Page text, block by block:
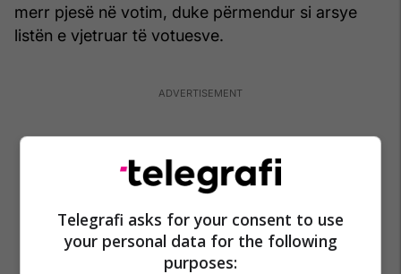
merr pjesë në votim, duke përmendur si arsye
listën e vjetruar të votuesve.
Telegrafi asks for your consent to use
your personal data for the following
purposes: